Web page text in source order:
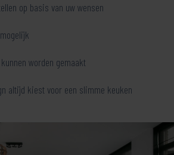
op basis van uw wensen
worden gemaakt
altijd kiest voor een slimme keuken